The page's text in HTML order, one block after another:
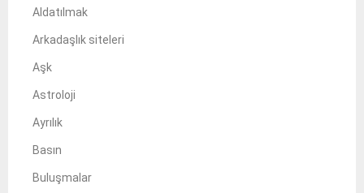
Aldatılmak
Arkadaşlık siteleri
Aşk
Astroloji
Ayrılık
Basın
Buluşmalar